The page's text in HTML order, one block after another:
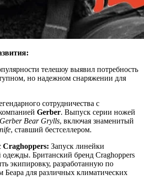
телешоу выявил потребность
но надежном снаряжении для
сотрудничества с
Gerber. Выпуск серии ножей
Gerber Bear Grylls, включая знаменитый
, ставший бестселлером.
Craghoppers: Запуск линейки
одежды. Британский бренд Craghoppers
экипировку, разработанную по
Беара для различных климатических